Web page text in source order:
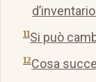
Si può
Cosa